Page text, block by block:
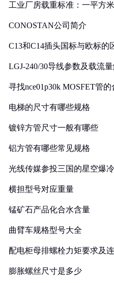
工业厂房载重标准：一平方
CONOSTAN公司简介
C13和C14插头国标与欧标的
LGJ-240/30导线参数及载流
寻找nce01p30k MOSFET管
电梯的尺寸有哪些规格
镀锌方管尺寸一般有哪些
铝方管有哪些常见规格
光线传媒参投三国的星空爆冷
横担型号对应重量
锰矿石产品化合水含量
曲臂车规格型号大全
配电柜母排螺栓力矩要求及
膨胀螺丝尺寸是多少